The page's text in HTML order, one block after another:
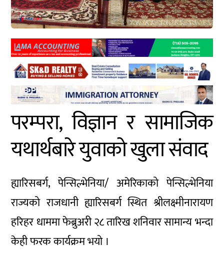
परम्परा, विज्ञान र सामाजिक
यथार्थबारे युवाको खुला संवाद
ह्यारिसबर्ग, पेन्सिल्भेनिया/ अमेरिकाको पेन्सिल्भेनिया
राज्यको राजधानी ह्यारिसबर्ग स्थित श्रीलक्ष्मीनारायण
हरिहर धाममा फेब्रुअरी २८ तारिख शनिवार सामान्य भन्दा
केही फरक कार्यक्रम भयो ।